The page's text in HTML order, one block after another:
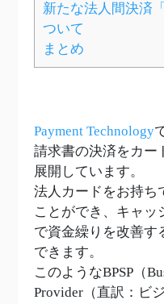
新たな法人間決済
ついて
まとめ
Payment Technology
請求書の決済をカー
展開しています。
法人カードをお持ち
ことができ、キャッ
で資金繰りを改善す
できます。
このようなBPSP（
Provider（直訳：ビ